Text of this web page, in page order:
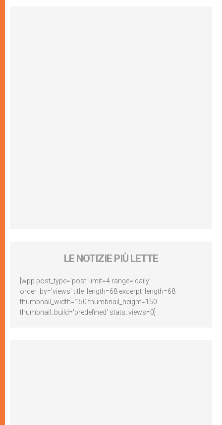
LE NOTIZIE PIÙ LETTE
[wpp post_type='post' limit=4 range='daily'
order_by='views' title_length=68 excerpt_length=68
thumbnail_width=150 thumbnail_height=150
thumbnail_build='predefined' stats_views=0]